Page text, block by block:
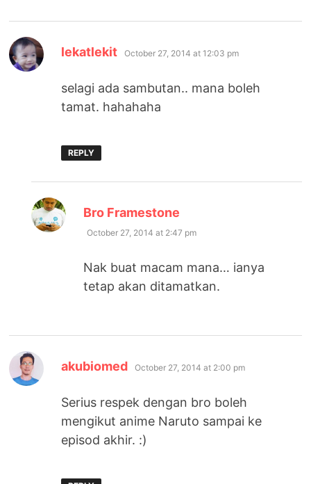
lekatlekit says:
October 27, 2014 at 12:03 pm
selagi ada sambutan.. mana boleh
tamat. hahahaha
REPLY
Bro Framestone
October 27, 2014 at 2:47 pm
Nak buat macam mana… ianya
tetap akan ditamatkan.
akubiomed says:
October 27, 2014 at 2:00 pm
Serius respek dengan bro boleh
mengikut anime Naruto sampai ke
episod akhir. :)